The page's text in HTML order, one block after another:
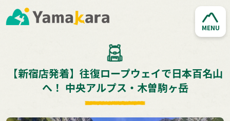
MENU
【新宿店発着】往復ロープウェイで日本百名山
へ！ 中央アルプス・木曽駒ヶ岳